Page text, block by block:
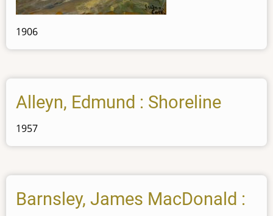
1906
Alleyn, Edmund : Shoreline
1957
Barnsley, James MacDonald :